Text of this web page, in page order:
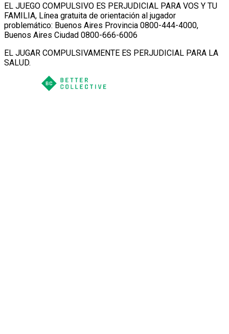
EL JUEGO COMPULSIVO ES PERJUDICIAL PARA VOS Y TU
FAMILIA, Línea gratuita de orientación al jugador
problemático: Buenos Aires Provincia 0800-444-4000,
Buenos Aires Ciudad 0800-666-6006
EL JUGAR COMPULSIVAMENTE ES PERJUDICIAL PARA LA
SALUD.